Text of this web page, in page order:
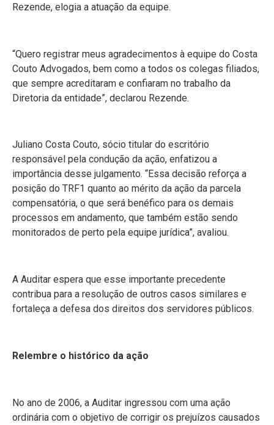
Rezende, elogia a atuação da equipe.
“Quero registrar meus agradecimentos à equipe do Costa
Couto Advogados, bem como a todos os colegas filiados,
que sempre acreditaram e confiaram no trabalho da
Diretoria da entidade”, declarou Rezende.
Juliano Costa Couto, sócio titular do escritório
responsável pela condução da ação, enfatizou a
importância desse julgamento. “Essa decisão reforça a
posição do TRF1 quanto ao mérito da ação da parcela
compensatória, o que será benéfico para os demais
processos em andamento, que também estão sendo
monitorados de perto pela equipe jurídica”, avaliou.
A Auditar espera que esse importante precedente
contribua para a resolução de outros casos similares e
fortaleça a defesa dos direitos dos servidores públicos.
Relembre o histórico da ação
No ano de 2006, a Auditar ingressou com uma ação
ordinária com o objetivo de corrigir os prejuízos causados